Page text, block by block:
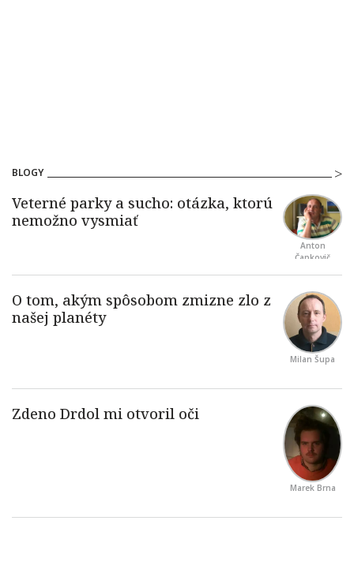
BLOGY
Anton
Čapkovič
Milan Šupa
Marek Brna